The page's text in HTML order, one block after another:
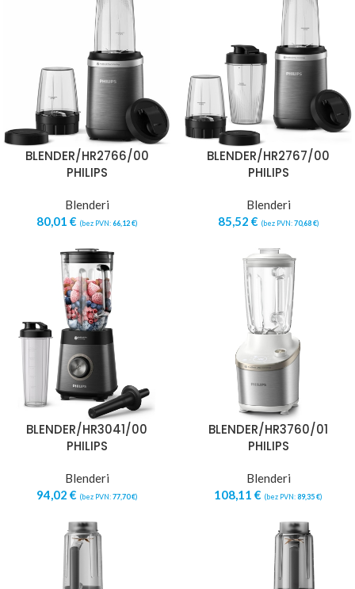
BLENDER/HR2766/00
PHILIPS
Blenderi
80,01 € (bez PVN:66,12€)
BLENDER/HR2767/00
PHILIPS
Blenderi
85,52 € (bez PVN:70,68€)
BLENDER/HR3041/00
PHILIPS
Blenderi
94,02 € (bez PVN:77,70€)
BLENDER/HR3760/01
PHILIPS
Blenderi
108,11 € (bez PVN: 89,35€)